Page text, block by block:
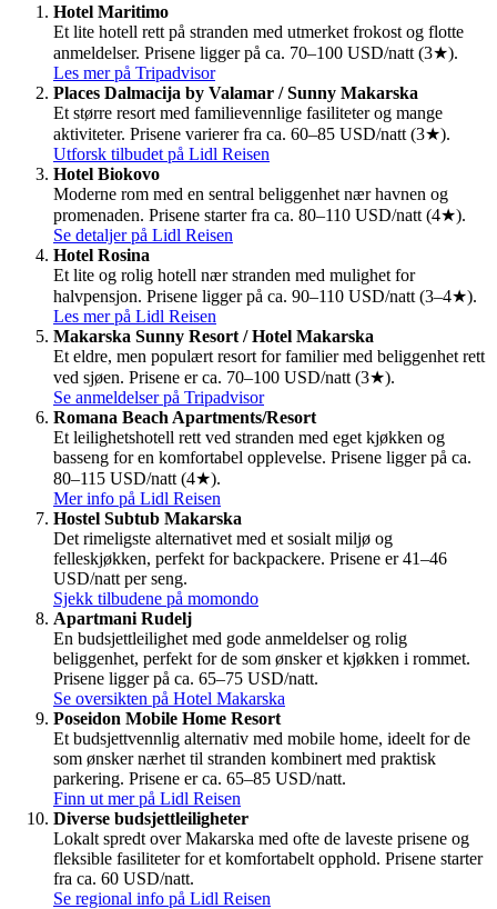
Hotel Maritimo
Et lite hotell rett på stranden med utmerket frokost og flotte
anmeldelser. Prisene ligger på ca. 70–100 USD/natt (3★).
Les mer på Tripadvisor
Places Dalmacija by Valamar / Sunny Makarska
Et større resort med familievennlige fasiliteter og mange
aktiviteter. Prisene varierer fra ca. 60–85 USD/natt (3★).
Utforsk tilbudet på Lidl Reisen
Hotel Biokovo
Moderne rom med en sentral beliggenhet nær havnen og
promenaden. Prisene starter fra ca. 80–110 USD/natt (4★).
Se detaljer på Lidl Reisen
Hotel Rosina
Et lite og rolig hotell nær stranden med mulighet for
halvpensjon. Prisene ligger på ca. 90–110 USD/natt (3–4★).
Les mer på Lidl Reisen
Makarska Sunny Resort / Hotel Makarska
Et eldre, men populært resort for familier med beliggenhet rett
ved sjøen. Prisene er ca. 70–100 USD/natt (3★).
Se anmeldelser på Tripadvisor
Romana Beach Apartments/Resort
Et leilighetshotell rett ved stranden med eget kjøkken og
basseng for en komfortabel opplevelse. Prisene ligger på ca.
80–115 USD/natt (4★).
Mer info på Lidl Reisen
Hostel Subtub Makarska
Det rimeligste alternativet med et sosialt miljø og
felleskjøkken, perfekt for backpackere. Prisene er 41–46
USD/natt per seng.
Sjekk tilbudene på momondo
Apartmani Rudelj
En budsjettleilighet med gode anmeldelser og rolig
beliggenhet, perfekt for de som ønsker et kjøkken i rommet.
Prisene ligger på ca. 65–75 USD/natt.
Se oversikten på Hotel Makarska
Poseidon Mobile Home Resort
Et budsjettvennlig alternativ med mobile home, ideelt for de
som ønsker nærhet til stranden kombinert med praktisk
parkering. Prisene er ca. 65–85 USD/natt.
Finn ut mer på Lidl Reisen
Diverse budsjettleiligheter
Lokalt spredt over Makarska med ofte de laveste prisene og
fleksible fasiliteter for et komfortabelt opphold. Prisene starter
fra ca. 60 USD/natt.
Se regional info på Lidl Reisen